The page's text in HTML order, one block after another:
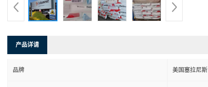
产品详请
品牌 美国塞拉尼斯